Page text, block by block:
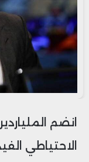
انضم
الاحتياطي